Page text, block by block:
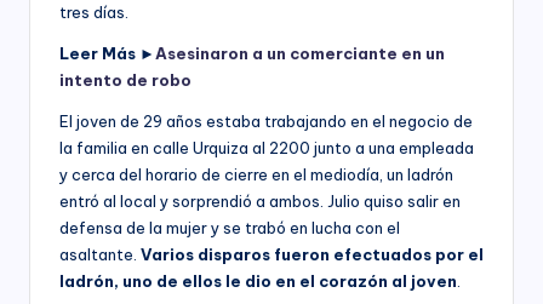
tres días.
Leer Más ►Asesinaron a un comerciante en un
intento de robo
El joven de 29 años estaba trabajando en el negocio de
la familia en calle Urquiza al 2200 junto a una empleada
y cerca del horario de cierre en el mediodía, un ladrón
entró al local y sorprendió a ambos. Julio quiso salir en
defensa de la mujer y se trabó en lucha con el
asaltante. Varios disparos fueron efectuados por el
ladrón, uno de ellos le dio en el corazón al joven